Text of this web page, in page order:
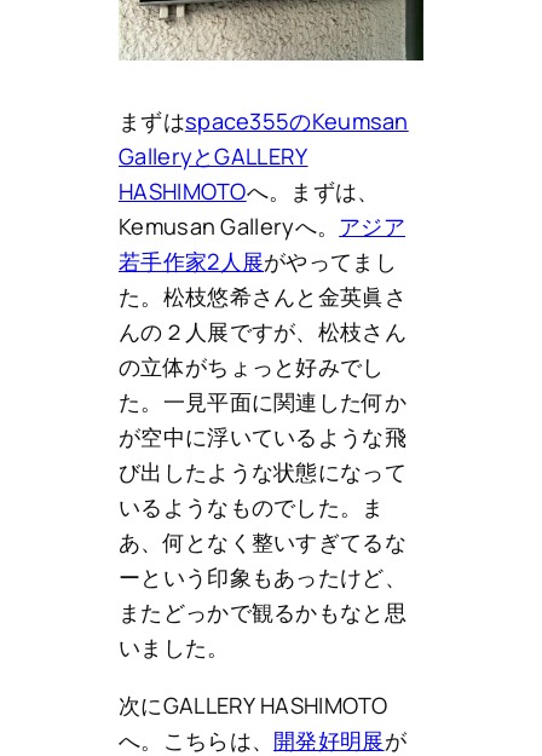
まずはspace355のKeumsan
GalleryとGALLERY
HASHIMOTOへ。まずは、
Kemusan Galleryへ。 アジア
若手作家2人展がやってまし
た。松枝悠希さんと金英眞さ
んの２人展ですが、松枝さん
の立体がちょっと好みでし
た。一見平面に関連した何か
が空中に浮いているような飛
び出したような状態になって
いるようなものでした。ま
あ、何となく整いすぎてるな
ーという印象もあったけど、
またどっかで観るかもなと思
いました。
次にGALLERY HASHIMOTO
へ。こちらは、 開発好明展が